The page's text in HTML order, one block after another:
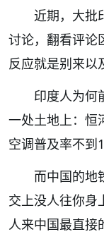
近期，大批
讨论，翻看评论
反应就是别来以
印度人为何
一处土地上：恒
空调普及率不到
而中国的地
交上没人往你身
人来中国最直接